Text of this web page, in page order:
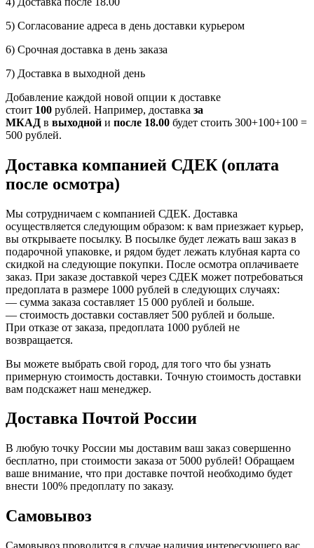
5) Согласование адреса в день доставки курьером
6) Срочная доставка в день заказа
7) Доставка в выходной день
Добавление каждой новой опции к доставке
стоит 100 рублей. Например, доставка за
МКАД в выходной и после 18.00 будет стоить 300+100+100 =
500 рублей.
Доставка компанией СДЕК (оплата
после осмотра)
Мы сотрудничаем с компанией СДЕК. Доставка
осуществляется следующим образом: к вам приезжает курьер,
вы открываете посылку. В посылке будет лежать ваш заказ в
подарочной упаковке, и рядом будет лежать клубная карта со
скидкой на следующие покупки. После осмотра оплачиваете
заказ. При заказе доставкой через СДЕК может потребоваться
предоплата в размере 1000 рублей в следующих случаях:
— сумма заказа составляет 15 000 рублей и больше.
— стоимость доставки составляет 500 рублей и больше.
При отказе от заказа, предоплата 1000 рублей не
возвращается.
Вы можете выбрать свой город, для того что бы узнать
примерную стоимость доставки. Точную стоимость доставки
вам подскажет наш менеджер.
Доставка Почтой России
В любую точку России мы доставим ваш заказ совершенно
бесплатно, при стоимости заказа от 5000 рублей! Обращаем
ваше внимание, что при доставке почтой необходимо будет
внести 100% предоплату по заказу.
Самовывоз